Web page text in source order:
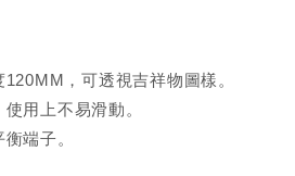
，可透視吉祥物圖樣。
用上不易滑動。
端子。